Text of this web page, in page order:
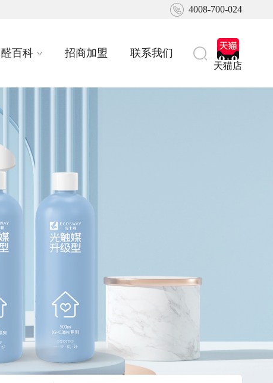
4008-700-024
百科 招商加盟 联系我们
天猫店